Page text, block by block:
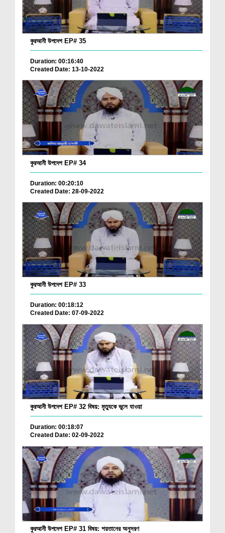
কুরআনী উপদেশ EP# 35
Duration: 00:16:40
Created Date: 13-10-2022
কুরআনী উপদেশ EP# 34
Duration: 00:20:10
Created Date: 28-09-2022
কুরআনী উপদেশ EP# 33
Duration: 00:18:12
Created Date: 07-09-2022
কুরআনী উপদেশ EP# 32 বিষয়: মৃত্যুকে ভুলে যাওয়া
Duration: 00:18:07
Created Date: 02-09-2022
কুরআনী উপদেশ EP# 31 বিষয়: শয়তানের অনুসরণ